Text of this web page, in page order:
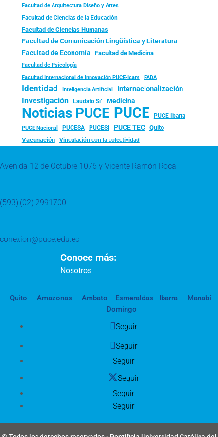
Facultad de Arquitectura Diseño y Artes
Facultad de Ciencias de la Educación
Facultad de Ciencias Humanas
Facultad de Comunicación Lingüística y Literatura
Facultad de Economía Facultad de Medicina
Facultad de Psicología
Facultad Internacional de Innovación PUCE-Icam FADA
Identidad Inteligencia Artificial Internacionalización
Investigación Laudato Si’ Medicina
Noticias PUCE PUCE PUCE Ibarra
PUCE Nacional PUCESA PUCESI PUCE TEC
Quito
Vacunación
Vinculación con la colectividad
Avenida 12 de Octubre 1076 y Vicente Ramón Roca
(593) (02) 2991700
conexion@puce.edu.ec
Conoce más:
Nosotros
Quito Amazonas Ambato Esmeraldas Ibarra
Manabí
Domingo
Seguir
Seguir
Seguir
Seguir
Seguir
Seguir